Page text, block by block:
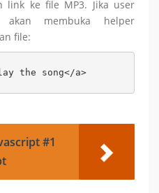
link ke file MP3. Jika user
membuka helper
file:
the song</a>
#1